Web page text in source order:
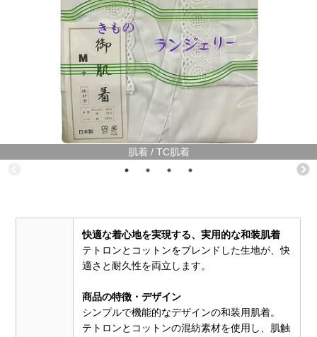
肌着 / TC肌着
快適な着心地を実現する、実用的な和装肌着
テトロンとコットンをブレンドした生地が、快
適さと耐久性を両立します。
商品の特徴・デザイン
シンプルで機能的なデザインの和装用肌着。
テトロンとコットンの混紡素材を使用し、肌触